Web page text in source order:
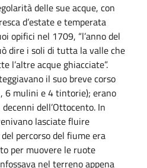
delle sue acque, con
d’estate e temperata
opifici nel 1709, “l’anno del
dire i soli di tutta la valle che
l’altre acque ghiacciate”.
il suo breve corso
6 mulini e 4 tintorie); erano
dell’Ottocento. In
lasciate fluire
percorso del fiume era
per muovere le ruote
nel terreno appena